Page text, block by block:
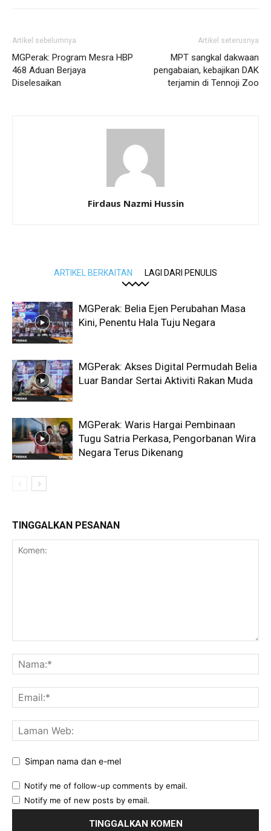
Artikel sebelumnya
MGPerak: Program Mesra HBP
468 Aduan Berjaya
Diselesaikan
Artikel seterusnya
MPT sangkal dakwaan
pengabaian, kebajikan DAK
terjamin di Tennoji Zoo
Firdaus Nazmi Hussin
ARTIKEL BERKAITAN LAGI DARI PENULIS
MGPerak: Belia Ejen Perubahan Masa
Kini, Penentu Hala Tuju Negara
MGPerak: Akses Digital Permudah Belia
Luar Bandar Sertai Aktiviti Rakan Muda
MGPerak: Waris Hargai Pembinaan
Tugu Satria Perkasa, Pengorbanan Wira
Negara Terus Dikenang
TINGGALKAN PESANAN
Simpan nama dan e-mel
Notify me of follow-up comments by email.
Notify me of new posts by email.